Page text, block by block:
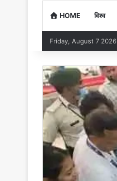
HOME विश्व
Friday, August 7 2026